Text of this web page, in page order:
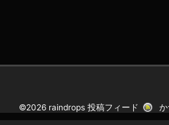
©2026 raindrops投稿フィード